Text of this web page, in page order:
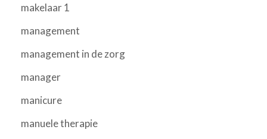
makelaar 1
management
management in de zorg
manager
manicure
manuele therapie